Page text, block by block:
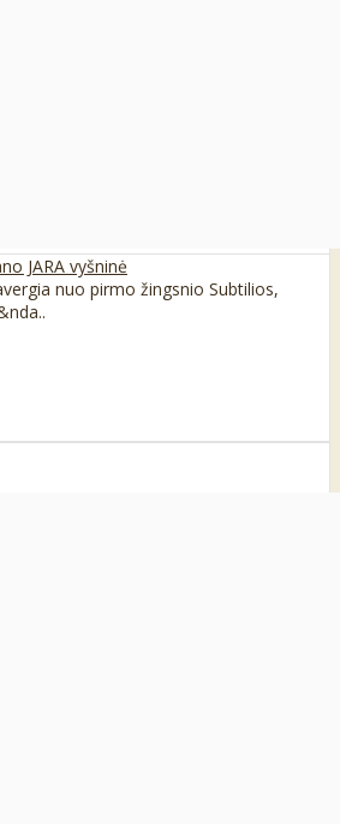
JARA vyšninė
nuo pirmo žingsnio Subtilios,